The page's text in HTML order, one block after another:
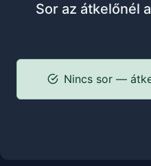
Sor az átkelőnél
Nincs sor —